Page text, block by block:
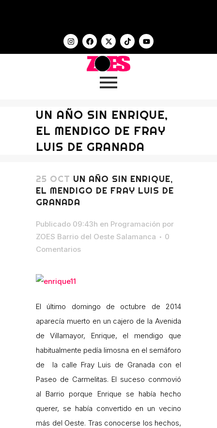
UN AÑO SIN ENRIQUE,
EL MENDIGO DE FRAY
LUIS DE GRANADA
25 OCT UN AÑO SIN ENRIQUE,
EL MENDIGO DE FRAY LUIS DE
GRANADA
Publicado 09:43h en Programación por
ZOES Barrio del Oeste Salamanca
0
Comentarios
El último domingo de octubre de 2014
aparecía muerto en un cajero de la Avenida
de Villamayor, Enrique, el mendigo que
habitualmente pedía limosna en el semáforo
de la calle Fray Luis de Granada con el
Paseo de Carmelitas. El suceso conmovió
al Barrio porque Enrique se había hecho
querer, se había convertido en un vecino
más del Oeste. Tras conocerse los hechos,